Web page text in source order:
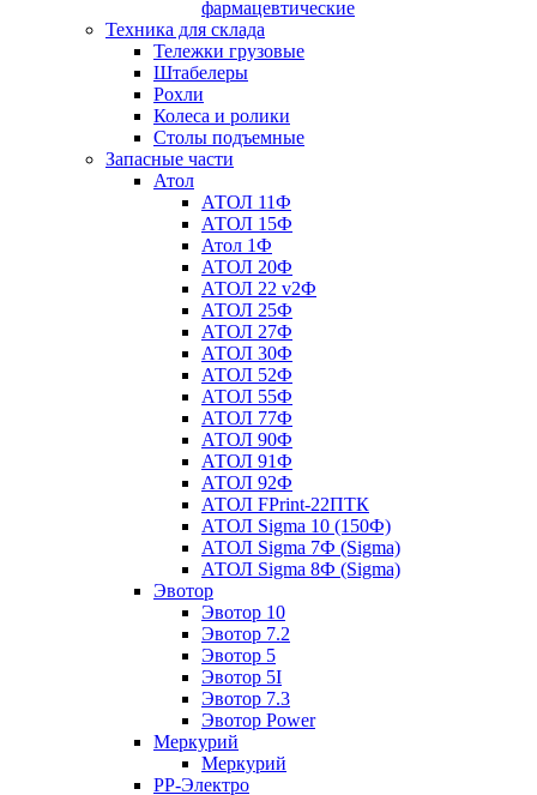
фармацевтические
Техника для склада
Тележки грузовые
Штабелеры
Рохли
Колеса и ролики
Столы подъемные
Запасные части
Атол
АТОЛ 11Ф
АТОЛ 15Ф
Атол 1Ф
АТОЛ 20Ф
АТОЛ 22 v2Ф
АТОЛ 25Ф
АТОЛ 27Ф
АТОЛ 30Ф
АТОЛ 52Ф
АТОЛ 55Ф
АТОЛ 77Ф
АТОЛ 90Ф
АТОЛ 91Ф
АТОЛ 92Ф
АТОЛ FPrint-22ПТК
АТОЛ Sigma 10 (150Ф)
АТОЛ Sigma 7Ф (Sigma)
АТОЛ Sigma 8Ф (Sigma)
Эвотор
Эвотор 10
Эвотор 7.2
Эвотор 5
Эвотор 5I
Эвотор 7.3
Эвотор Power
Меркурий
Меркурий
РР-Электро